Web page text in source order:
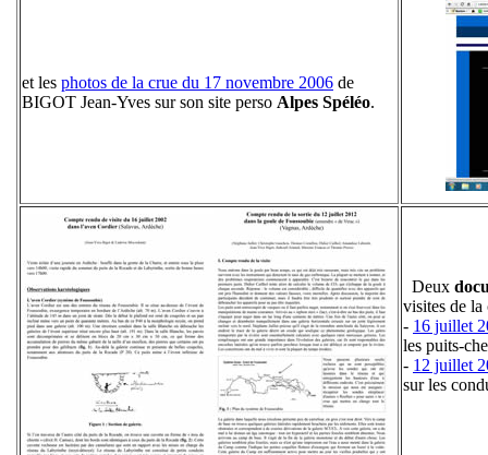
et les photos de la crue du 17 novembre 2006 de
BIGOT Jean-Yves sur son site perso Alpes Spéléo.
Deux
visites de la
- 16 juillet
les puits-
- 12 juillet
sur les